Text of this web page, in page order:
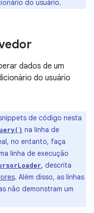
do usuário.
dados de um
do usuário
de código nesta
na linha de
no entanto, faça
linha de execução
, descrita
. Além disso, as linhas
não demonstram um